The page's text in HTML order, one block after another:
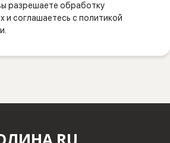
разрешаете обработку
и соглашаетесь с политикой